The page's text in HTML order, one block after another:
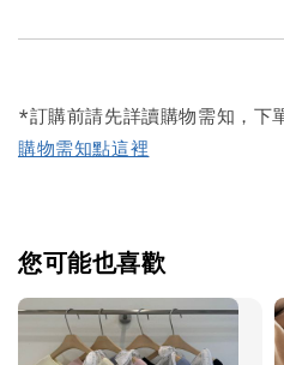
*訂購前請先詳讀購物需知，下
購物需知點這裡
您可能也喜歡